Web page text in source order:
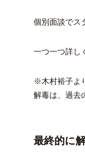
個別面談でス
一つ一つ詳し
※木村裕子よ
解毒は、過去
最終的に